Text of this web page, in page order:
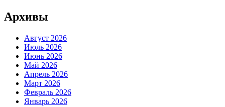
Архивы
Август 2026
Июль 2026
Июнь 2026
Май 2026
Апрель 2026
Март 2026
Февраль 2026
Январь 2026